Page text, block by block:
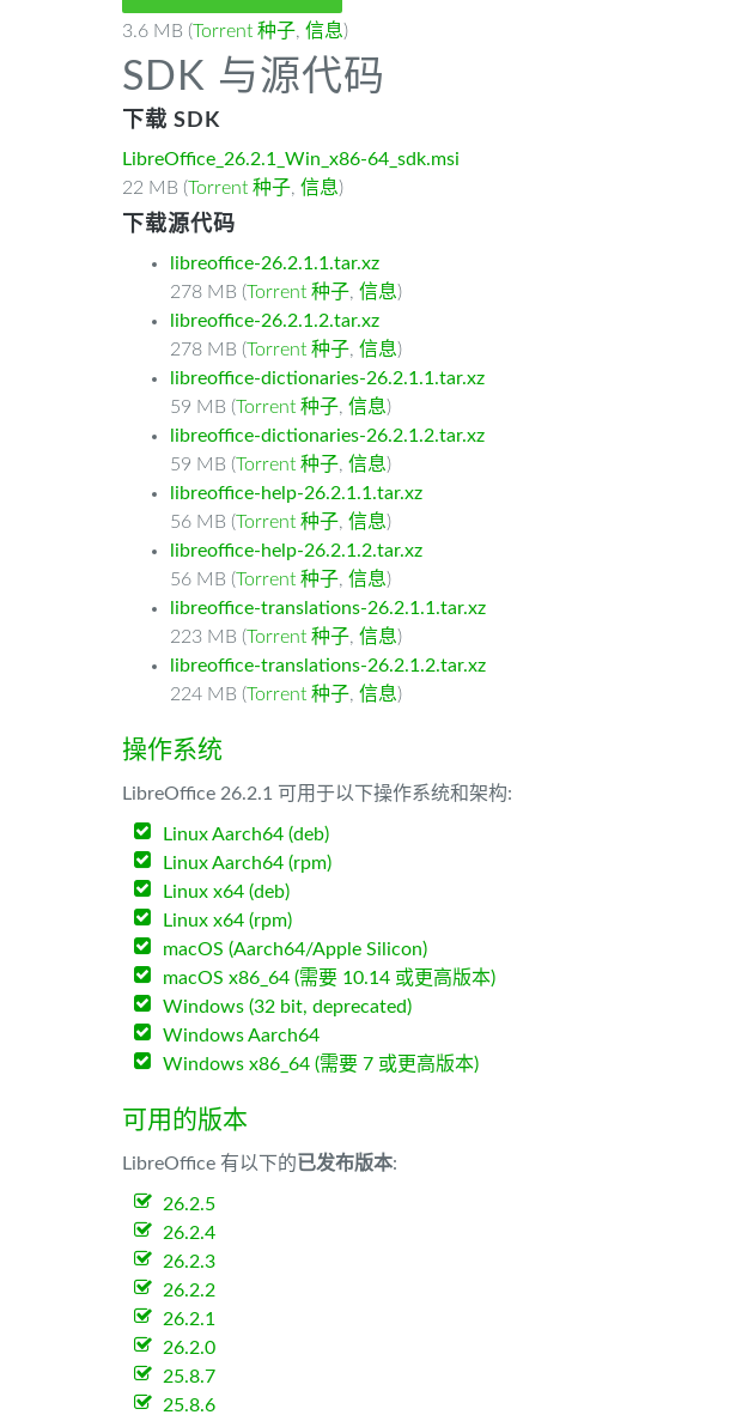
3.6 MB (Torrent 种子, 信息)
SDK 与源代码
下载 SDK
LibreOffice_26.2.1_Win_x86-64_sdk.msi
22 MB (Torrent 种子, 信息)
下载源代码
libreoffice-26.2.1.1.tar.xz
278 MB (Torrent 种子, 信息)
libreoffice-26.2.1.2.tar.xz
278 MB (Torrent 种子, 信息)
libreoffice-dictionaries-26.2.1.1.tar.xz
59 MB (Torrent 种子, 信息)
libreoffice-dictionaries-26.2.1.2.tar.xz
59 MB (Torrent 种子, 信息)
libreoffice-help-26.2.1.1.tar.xz
56 MB (Torrent 种子, 信息)
libreoffice-help-26.2.1.2.tar.xz
56 MB (Torrent 种子, 信息)
libreoffice-translations-26.2.1.1.tar.xz
223 MB (Torrent 种子, 信息)
libreoffice-translations-26.2.1.2.tar.xz
224 MB (Torrent 种子, 信息)
操作系统
LibreOffice 26.2.1 可用于以下操作系统和架构:
Linux Aarch64 (deb)
Linux Aarch64 (rpm)
Linux x64 (deb)
Linux x64 (rpm)
macOS (Aarch64/Apple Silicon)
macOS x86_64 (需要 10.14 或更高版本)
Windows (32 bit, deprecated)
Windows Aarch64
Windows x86_64 (需要 7 或更高版本)
可用的版本
LibreOffice 有以下的已发布版本:
26.2.5
26.2.4
26.2.3
26.2.2
26.2.1
26.2.0
25.8.7
25.8.6